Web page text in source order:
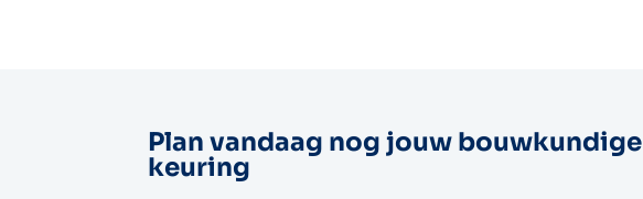
Plan vandaag nog jouw bouwkundige
keuring